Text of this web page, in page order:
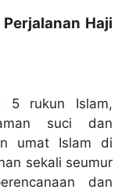
Haji
5 rukun Islam,
suci dan
umat Islam di
sekali seumur
dan